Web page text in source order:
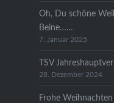
Oh, Du schöne
Beine……
7. Januar 2025
TSV
28. Dezember 2024
Frohe